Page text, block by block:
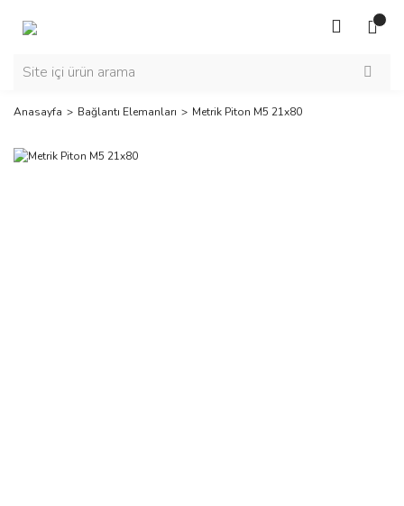
Anasayfa Bağlantı Elemanları Metrik Piton M5 21x80